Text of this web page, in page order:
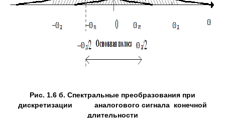
Рис. 1.6 б. Спектральные преобразования при
дискретизации аналогового сигнала конечной
длительности